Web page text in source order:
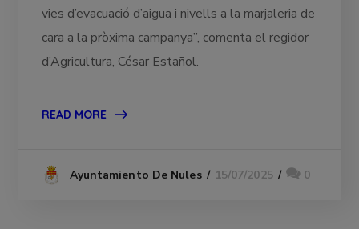
vies d’evacuació d’aigua i nivells a la marjaleria de
cara a la pròxima campanya”, comenta el regidor
d’Agricultura, César Estañol.
READ MORE
Ayuntamiento De Nules 15/07/2025 0